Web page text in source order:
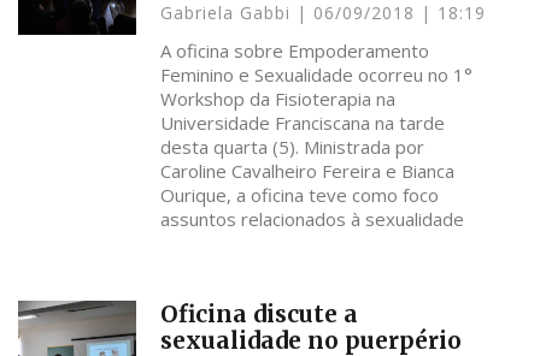
Gabriela Gabbi 06/09/2018 18:19
A oficina sobre Empoderamento
Feminino e Sexualidade ocorreu no 1°
Workshop da Fisioterapia na
Universidade Franciscana na tarde
desta quarta (5). Ministrada por
Caroline Cavalheiro Fereira e Bianca
Ourique, a oficina teve como foco
assuntos relacionados à sexualidade
Oficina discute a
sexualidade no puerpério